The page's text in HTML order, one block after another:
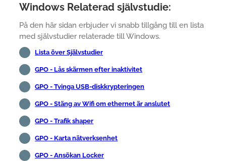
Windows Relaterad självstudie:
På den här sidan erbjuder vi snabb tillgång till en lista
med självstudier relaterade till Windows.
Lista över Självstudier
GPO - Lås skärmen efter inaktivitet
GPO - Tvinga USB-diskkrypteringen
GPO - Stäng av Wifi om ethernet är anslutet
GPO - Trafik shaper
GPO - Karta nätverksenhet
GPO - Ansökan Locker